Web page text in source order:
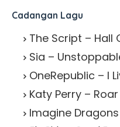
Cadangan Lagu
The Script – Hall
Sia –
OneRepublic – I
Katy Perry – Roar
Imagine